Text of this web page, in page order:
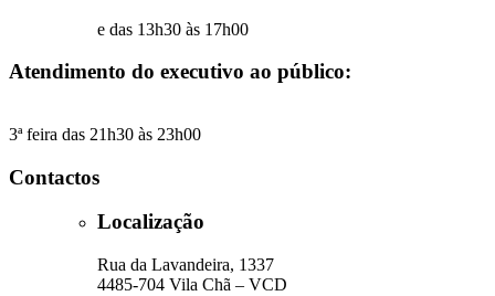
e das 13h30 às 17h00
Atendimento do executivo ao público:
3ª feira das 21h30 às 23h00
Contactos
Localização
Rua da Lavandeira, 1337
4485-704 Vila Chã – VCD